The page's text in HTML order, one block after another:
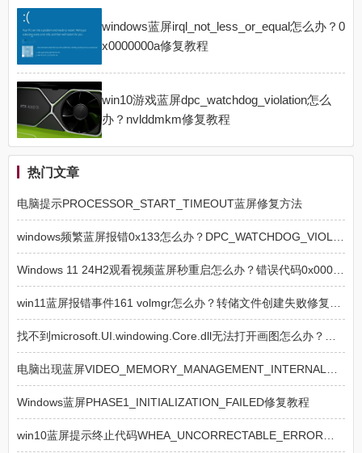
windows蓝屏irql_not_less_or_equal怎么办？0
x0000000a修复教程
win10游戏蓝屏dpc_watchdog_violation怎么
办？nvlddmkm修复教程
热门文章
电脑提示PROCESSOR_START_TIMEOUT蓝屏修复方法
Windows蓝屏PHASE1_INITIALIZATION_FAILED修复教程